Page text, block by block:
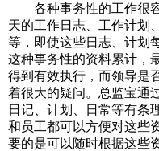
各种事务性的工作很
天的工作日志、工作计划
等，即使这些日志、计划
这种事务性的资料累计，
得到有效执行，而领导是
着很大的疑问。总监宝通
日记、计划、日常等有条
和员工都可以方便对这些
要的是可以随时根据这些